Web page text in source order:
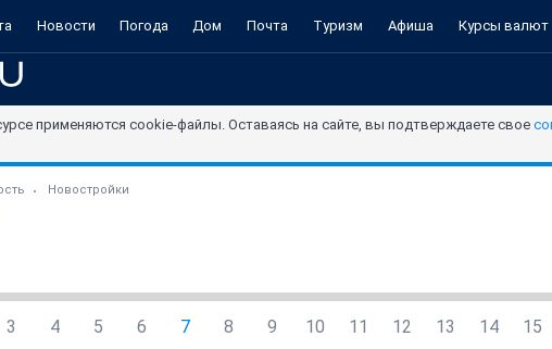
Новости Погода Дом Почта Туризм Афиша Курсы валют
применяются cookie-файлы. Оставаясь на сайте, вы подтверждаете свое
Новостройки
3 4 5 6 7 8 9 10 11 12 13 14 15